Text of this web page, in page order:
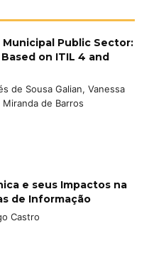
Public Sector:
on ITIL 4 and
de Sousa Galian, Vanessa
de Barros
e seus Impactos na
de Informação
Castro